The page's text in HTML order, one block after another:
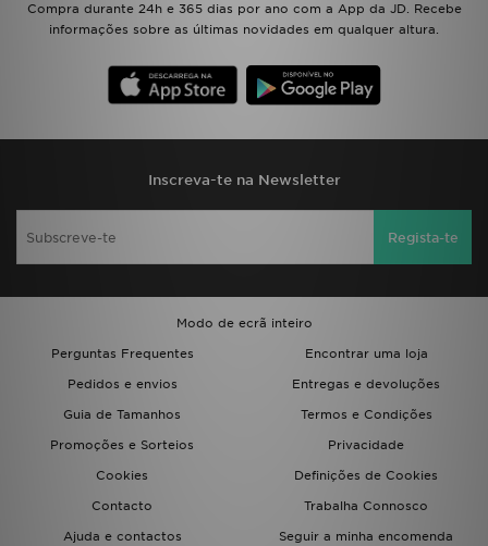
Compra durante 24h e 365 dias por ano com a App da JD. Recebe
informações sobre as últimas novidades em qualquer altura.
Inscreva-te na Newsletter
Regista-te
Modo de ecrã inteiro
Perguntas Frequentes
Encontrar uma loja
Pedidos e envios
Entregas e devoluções
Guia de Tamanhos
Termos e Condições
Promoções e Sorteios
Privacidade
Cookies
Definições de Cookies
Contacto
Trabalha Connosco
Ajuda e contactos
Seguir a minha encomenda